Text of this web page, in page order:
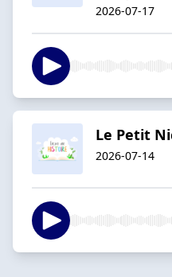
2026-07-17
Le Petit
2026-07-14